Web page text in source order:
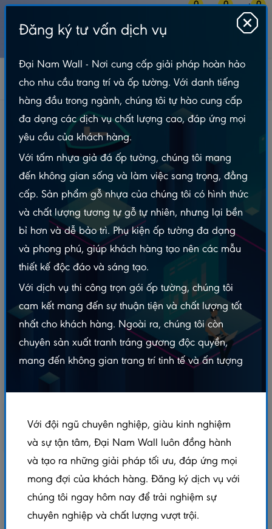
0 0 0
Sàn Povar
Sàn Gỗ Povar Lót Nền 8mm – HQ5502
Sàn Gỗ Povar Lót Nền 8mm – HQ5502
SÀN GỖ POVAR LÓT NỀN 8MM – HQ5502
5.0/5 (1 đánh giá) | 0 đã bán
Xem thêm thuộc tính sản phẩm
Đăng ký tư vấn dịch vụ
Đại Nam Wall - Nơi cung cấp giải pháp hoàn hảo
cho nhu cầu trang trí và ốp tường. Với danh tiếng
hàng đầu trong ngành, chúng tôi tự hào cung cấp
đa dạng các dịch vụ chất lượng cao, đáp ứng mọi
yêu cầu của khách hàng.
Với tấm nhựa giả đá ốp tường, chúng tôi mang
đến không gian sống và làm việc sang trọng, đẳng
cấp. Sản phẩm gỗ nhựa của chúng tôi có hình thức
và chất lượng tương tự gỗ tự nhiên, nhưng lại bền
bỉ hơn và dễ bảo trì. Phụ kiện ốp tường đa dạng
và phong phú, giúp khách hàng tạo nên các mẫu
thiết kế độc đáo và sáng tạo.
Với dịch vụ thi công trọn gói ốp tường, chúng tôi
cam kết mang đến sự thuận tiện và chất lượng tốt
nhất cho khách hàng. Ngoài ra, chúng tôi còn
chuyên sản xuất tranh tráng gương độc quyền,
mang đến không gian trang trí tinh tế và ấn tượng
Với đội ngũ chuyên nghiệp, giàu kinh nghiệm
và sự tận tâm, Đại Nam Wall luôn đồng hành
và tạo ra những giải pháp tối ưu, đáp ứng mọi
mong đợi của khách hàng. Đăng ký dịch vụ với
chúng tôi ngay hôm nay để trải nghiệm sự
chuyên nghiệp và chất lượng vượt trội.